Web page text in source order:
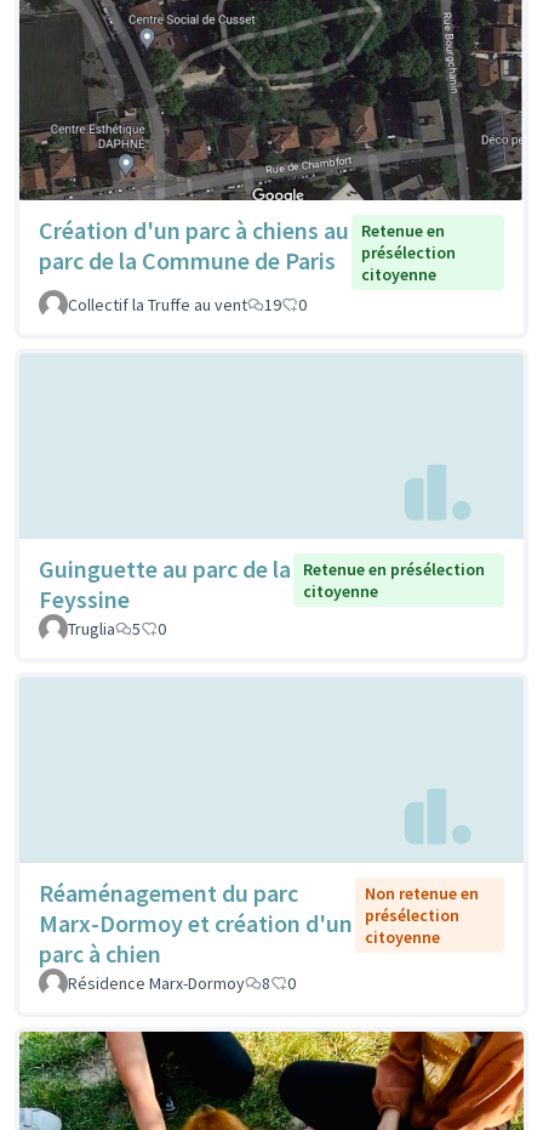
Création d'un parc à chiens au
parc de la Commune de Paris
Retenue en
présélection
citoyenne
Collectif la Truffe au vent
19 0
Guinguette au parc de la
Feyssine
Retenue en présélection
citoyenne
Truglia
5 0
Réaménagement du parc
Marx-Dormoy et création d'un
parc à chien
Non retenue en
présélection
citoyenne
Résidence Marx-Dormoy 8 0